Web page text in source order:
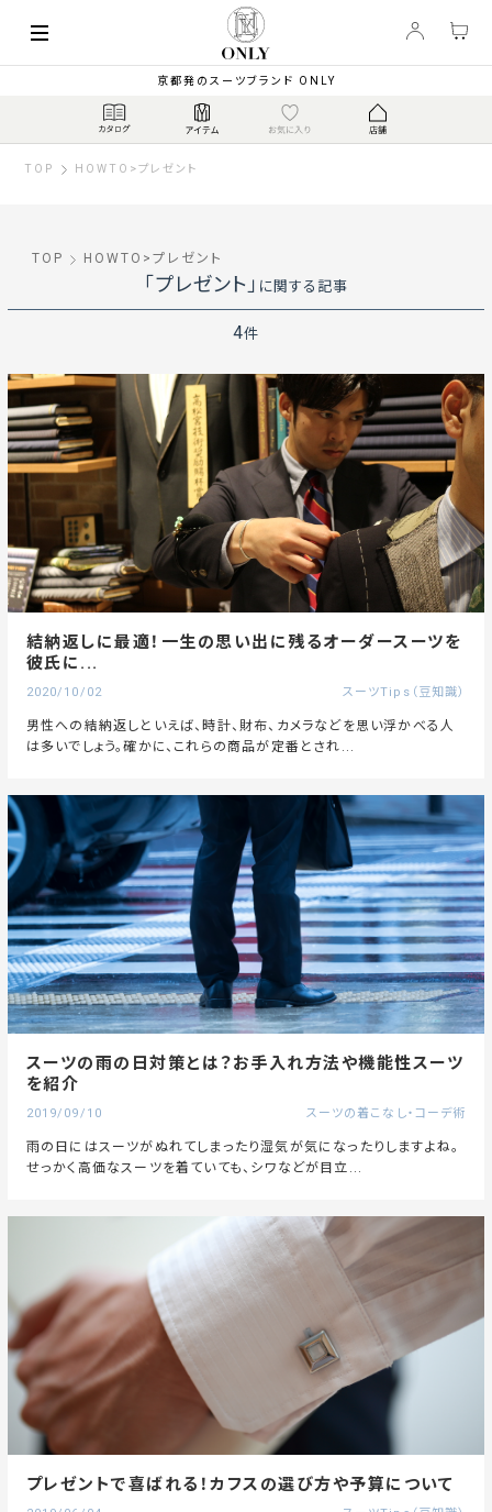
京都発のスーツブランド ONLY
TOP HOWTO >プレゼント
TOP HOWTO >プレゼント
「プレゼント」 に関する記事
4件
結納返しに最適！一生の思い出に残るオーダースーツを
彼氏に...
2020/10/02 スーツTips（豆知識）
男性への結納返しといえば、時計、財布、カメラなどを思い浮かべる人
は多いでしょう。確かに、これらの商品が定番とされ...
スーツの雨の日対策とは？お手入れ方法や機能性スーツ
を紹介
2019/09/10 スーツの着こなし・コーデ術
雨の日にはスーツがぬれてしまったり湿気が気になったりしますよね。
せっかく高価なスーツを着ていても、シワなどが目立...
プレゼントで喜ばれる！カフスの選び方や予算について